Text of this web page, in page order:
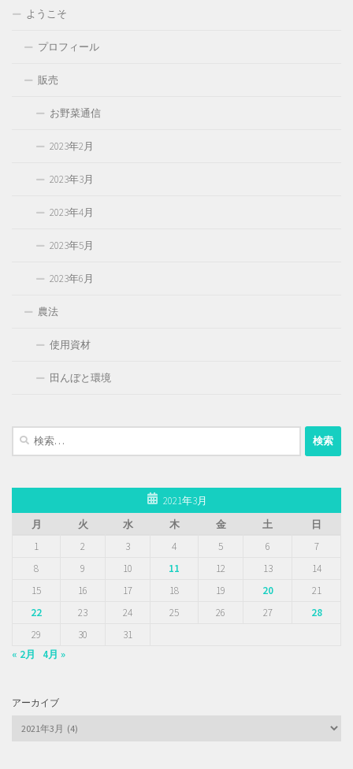
ようこそ
プロフィール
販売
お野菜通信
2023年2月
2023年3月
2023年4月
2023年5月
2023年6月
農法
使用資材
田んぼと環境
検
2021年3月
月
火 水 木 金 土
日
1
2 3 4 5 6
7
8
9 10 11 12 13
14
15
16 17 18 19 20
21
22
23 24 25 26 27
28
29
30
31
« 2月
4月 »
アーカイブ